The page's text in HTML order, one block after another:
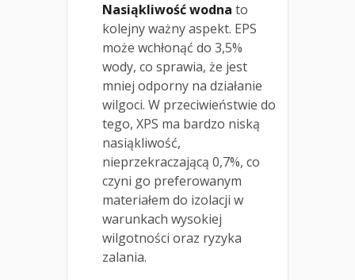
Nasiąkliwość wodna to
kolejny ważny aspekt. EPS
może wchłonąć do 3,5%
wody, co sprawia, że jest
mniej odporny na działanie
wilgoci. W przeciwieństwie do
tego, XPS ma bardzo niską
nasiąkliwość,
nieprzekraczającą 0,7%, co
czyni go preferowanym
materiałem do izolacji w
warunkach wysokiej
wilgotności oraz ryzyka
zalania.